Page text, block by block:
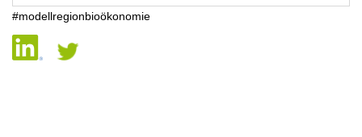
#modellregionbioökonomie